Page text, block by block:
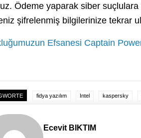
Ödeme yaparak siber suçlulara
şifrelenmiş bilgilerinize tekrar
Efsanesi Captain
fidya yazılım Intel kaspersky
Ecevit BIKTIM